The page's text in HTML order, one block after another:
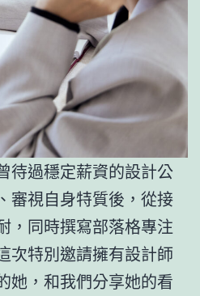
待過穩定薪資的設計公
審視自身特質後，從接
，同時撰寫部落格專注
次特別邀請擁有設計師
她，和我們分享她的看